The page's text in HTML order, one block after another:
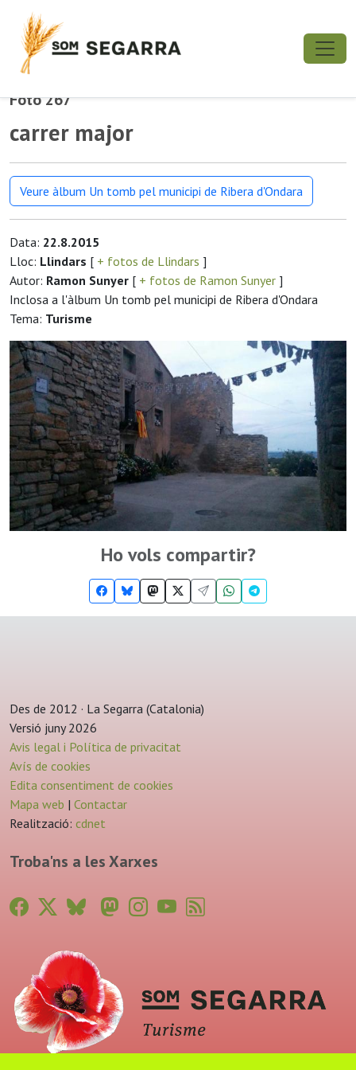
Foto 267
carrer major
Veure àlbum Un tomb pel municipi de Ribera d'Ondara
Data: 22.8.2015
Lloc: Llindars [ + fotos de Llindars ]
Autor: Ramon Sunyer [ + fotos de Ramon Sunyer ]
Inclosa a l'àlbum Un tomb pel municipi de Ribera d'Ondara
Tema: Turisme
Ho vols compartir?
Des de 2012 · La Segarra (Catalonia)
Versió juny 2026
Avis legal i Política de privacitat
Avís de cookies
Edita consentiment de cookies
Mapa web | Contactar
Realització: cdnet
Troba'ns a les Xarxes